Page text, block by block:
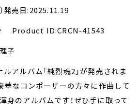
発売日:2025.11.19
Product ID:CRCN-41543
子
アルバム「純烈魂2」が発売されま
華なコンポーザーの方々に作曲して
身のアルバムです！ぜひ手に取って